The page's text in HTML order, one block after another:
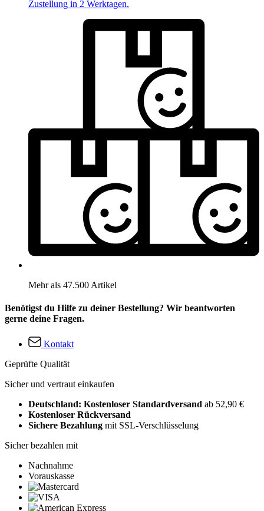
Zustellung in 2 Werktagen.
Mehr als 47.500 Artikel
Benötigst du Hilfe zu deiner Bestellung? Wir beantworten
gerne deine Fragen.
Kontakt
Geprüfte Qualität
Sicher und vertraut einkaufen
Deutschland: Kostenloser Standardversand ab 52,90 €
Kostenloser Rückversand
Sichere Bezahlung mit SSL-Verschlüsselung
Sicher bezahlen mit
Nachnahme
Vorauskasse